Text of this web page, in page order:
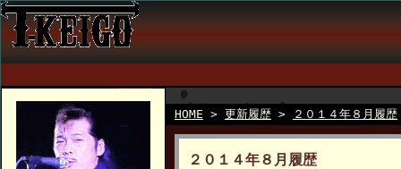
HOME > 更新履歴 > ２０１４年８月履歴
２０１４年８月履歴